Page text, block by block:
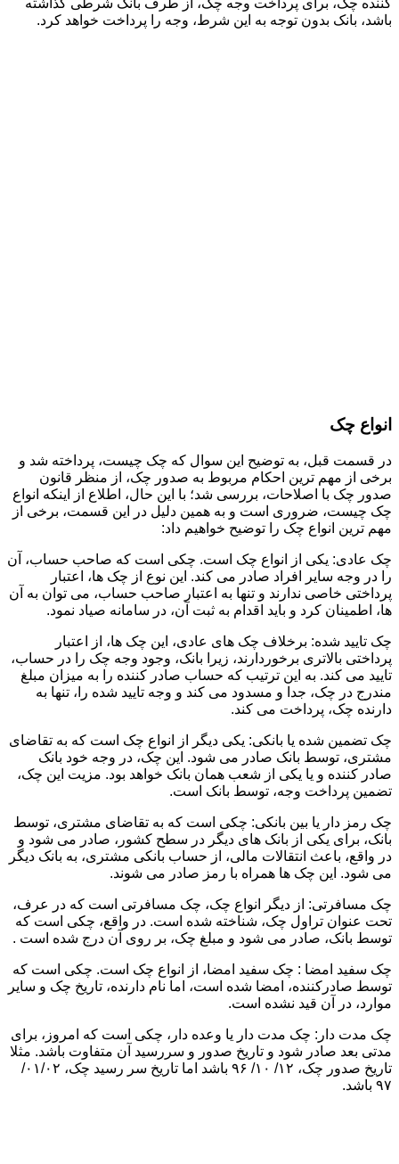
کننده چک، برای پرداخت وجه چک، از طرف بانک شرطی گذاشته
باشد، بانک بدون توجه به این شرط، وجه را پرداخت خواهد کرد.
انواع چک
در قسمت قبل، به توضیح این سوال که چک چیست، پرداخته شد و
برخی از مهم ترین احکام مربوط به صدور چک، از منظر قانون
صدور چک با اصلاحات، بررسی شد؛ با این حال، اطلاع از اینکه انواع
چک چیست، ضروری است و به همین دلیل در این قسمت، برخی از
مهم ترین انواع چک را توضیح خواهیم داد:
چک عادی: یکی از انواع چک است. چکی است که صاحب حساب، آن
را در وجه سایر افراد صادر می کند. این نوع از چک ها، اعتبار
پرداختی خاصی ندارند و تنها به اعتبار صاحب حساب، می توان به آن
ها، اطمینان کرد و باید اقدام به ثبت آن، در سامانه صیاد نمود.
چک تایید شده: برخلاف چک های عادی، این چک ها، از اعتبار
پرداختی بالاتری برخوردارند، زیرا بانک، وجود وجه چک را در حساب،
تایید می کند. به این ترتیب که حساب صادر کننده را به میزان مبلغ
مندرج در چک، جدا و مسدود می کند و وجه تایید شده را، تنها به
دارنده چک، پرداخت می کند.
چک تضمین شده یا بانکی: یکی دیگر از انواع چک است که به تقاضای
مشتری، توسط بانک صادر می شود. این چک، در وجه خود بانک
صادر کننده و یا یکی از شعب همان بانک خواهد بود. مزیت این چک،
تضمین پرداخت وجه، توسط بانک است.
چک رمز دار یا بین بانکی: چکی است که به تقاضای مشتری، توسط
بانک، برای یکی از بانک های دیگر در سطح کشور، صادر می شود و
در واقع، باعث انتقالات مالی، از حساب بانکی مشتری، به بانک دیگر
می شود. این چک ها همراه با رمز صادر می شوند.
چک مسافرتی: از دیگر انواع چک، چک مسافرتی است که در عرف،
تحت عنوان تراول چک، شناخته شده است. در واقع، چکی است که
توسط بانک، صادر می شود و مبلغ چک، بر روی آن درج شده است .
چک سفید امضا : چک سفید امضا، از انواع چک است. چکی است که
توسط صادرکننده، امضا شده است، اما نام دارنده، تاریخ چک و سایر
موارد، در آن قید نشده است.
چک مدت دار: چک مدت دار یا وعده دار، چکی است که امروز، برای
مدتی بعد صادر شود و تاریخ صدور و سررسید آن متفاوت باشد. مثلا
تاریخ صدور چک، ۱۲/ ۱۰/ ۹۶ باشد اما تاریخ سر رسید چک، ۰۱/۰۲/
۹۷ باشد.